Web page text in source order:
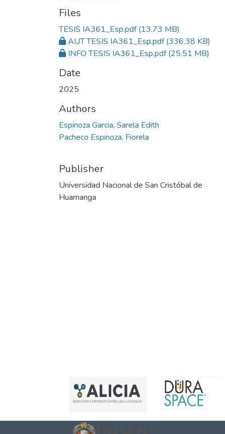
Files
TESIS IA361_Esp.pdf(13.73 MB)
AUT TESIS IA361_Esp.pdf(336.38 KB)
INFO TESIS IA361_Esp.pdf(25.51 MB)
Date
2025
Authors
Espinoza Garcia, Sarela Edith
Pacheco Espinoza, Fiorela
Publisher
Universidad Nacional de San Cristóbal de
Huamanga